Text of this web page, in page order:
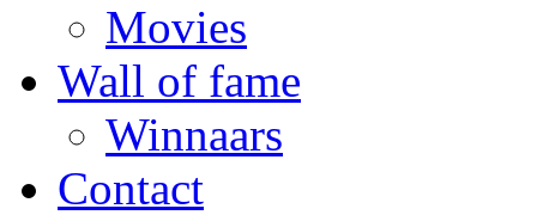
Movies
Wall of fame
Winnaars
Contact